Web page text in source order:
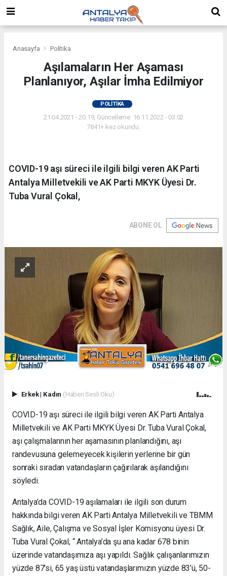
Anasayfa Politika
Aşılamaların Her Aşaması
Planlanıyor, Aşılar İmha Edilmiyor
POLITIKA
21.04.2021 - 20:19, Güncelleme: 16.11.2022 - 03:02
7841+ kez okundu.
COVID-19 aşı süreci ile ilgili bilgi veren AK Parti
Antalya Milletvekili ve AK Parti MKYK Üyesi Dr.
Tuba Vural Çokal,
ABONE OL
Erkek| Kadın (Haberi Sesli Oku)
COVID-19 aşı süreci ile ilgili bilgi veren AK Parti Antalya
Milletvekili ve AK Parti MKYK Üyesi Dr. Tuba Vural Çokal,
aşı çalışmalarının her aşamasının planlandığını, aşı
randevusuna gelemeyecek kişilerin yerlerine bir gün
sonraki sıradan vatandaşların çağırılarak aşılandığını
söyledi.
Antalya’da COVID-19 aşılamaları ile ilgili son durum
hakkında bilgi veren AK Parti Antalya Milletvekili ve TBMM
Sağlık, Aile, Çalışma ve Sosyal İşler Komisyonu üyesi Dr.
Tuba Vural Çokal; “ Antalya’da şu ana kadar 678 binin
üzerinde vatandaşımıza aşı yapıldı. Sağlık çalışanlarımızın
yüzde 87’si, 65 yaş üstü vatandaşlarımızın yüzde 83’ü, 50-